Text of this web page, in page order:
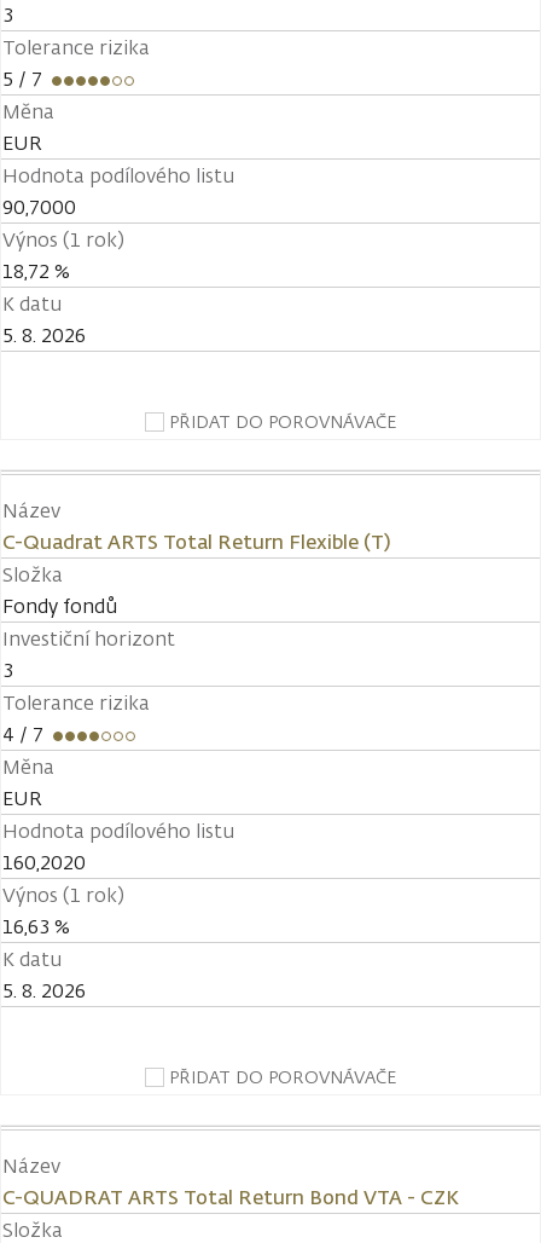
3
Tolerance rizika
5 / 7
Měna
EUR
Hodnota podílového listu
90,7000
Výnos (1 rok)
18,72 %
K datu
5. 8. 2026
PŘIDAT DO POROVNÁVAČE
Název
C-Quadrat ARTS Total Return Flexible (T)
Složka
Fondy fondů
Investiční horizont
3
Tolerance rizika
4 / 7
Měna
EUR
Hodnota podílového listu
160,2020
Výnos (1 rok)
16,63 %
K datu
5. 8. 2026
PŘIDAT DO POROVNÁVAČE
Název
C-QUADRAT ARTS Total Return Bond VTA - CZK
Složka